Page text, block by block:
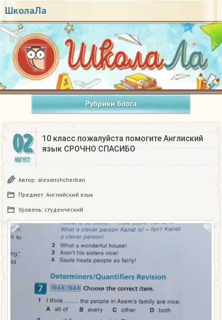
ШколаЛа
Рубрики блога
02
АВГУСТ
10 класс пожалуйста помогите Англиский
язык СРОЧНО СПАСИБО
Автор: alexanshcherban
Предмет: Английский язык
Уровень: студенческий